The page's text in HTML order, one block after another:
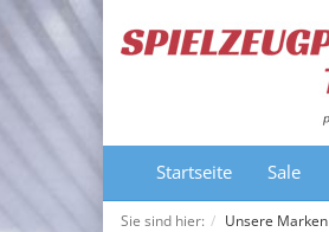
Startseite Sale
Sie sind hier: Unsere Marken